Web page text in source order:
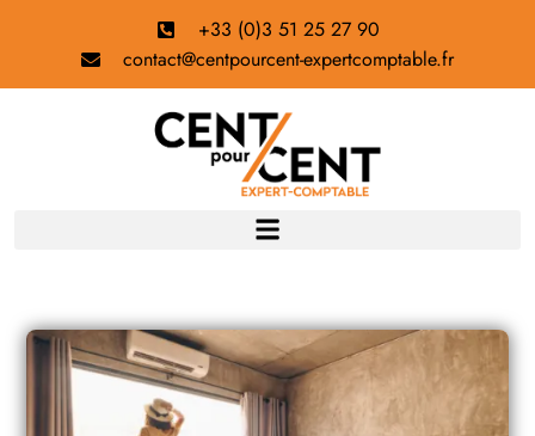
+33 (0)3 51 25 27 90
contact@centpourcent-expertcomptable.fr